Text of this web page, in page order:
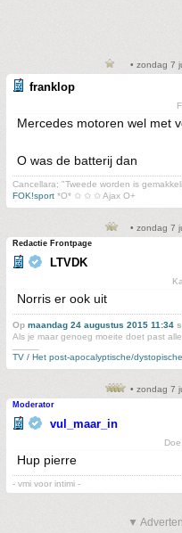
• zondag 7
franklop
Mercedes motoren wel met
O was de batterij dan
Cancellara; "Tweede worden is
FOK!sport *O* ✩ ✩ ✩ Ajax O+
• zondag 7
Redactie Frontpage
LTVDK
Norris er ook uit
Op maandag 24 augustus 2015 11:34
Als je maar genoeg moeite doet past
TV / Het post-apocalyptische/
• zondag 7
Moderator
vul_maar_in
Hup pierre
- vmi voor intimi -
▼